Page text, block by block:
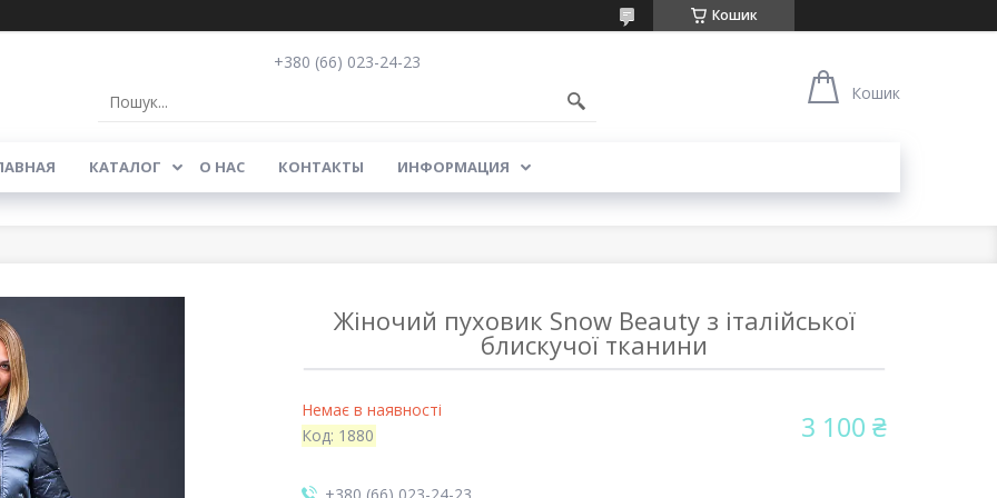
Кошик
+380 (66) 023-24-23
Кошик
КАТАЛОГ О НАС КОНТАКТЫ ИНФОРМАЦИЯ
Жіночий пуховик Snow Beauty з італійської
блискучої тканини
Немає в наявності
Код: 1880 3 100 ₴